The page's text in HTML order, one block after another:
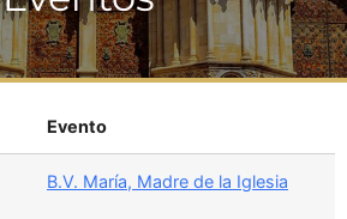
Evento
B.V. María, Madre de la Iglesia